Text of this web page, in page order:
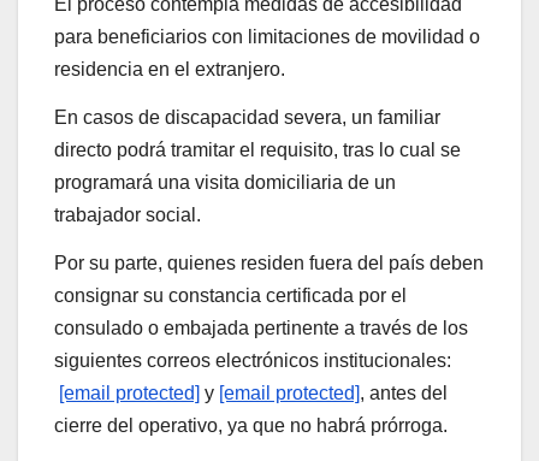
​El proceso contempla medidas de accesibilidad
para beneficiarios con limitaciones de movilidad o
residencia en el extranjero.
En casos de discapacidad severa, un familiar
directo podrá tramitar el requisito, tras lo cual se
programará una visita domiciliaria de un
trabajador social.
Por su parte, quienes residen fuera del país deben
consignar su constancia certificada por el
consulado o embajada pertinente a través de los
siguientes correos electrónicos institucionales:
[email protected] y [email protected], antes del
cierre del operativo, ya que no habrá prórroga.